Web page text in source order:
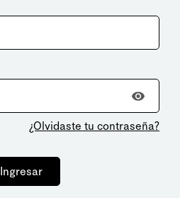
¿Olvidaste tu contraseña?
Ingresar